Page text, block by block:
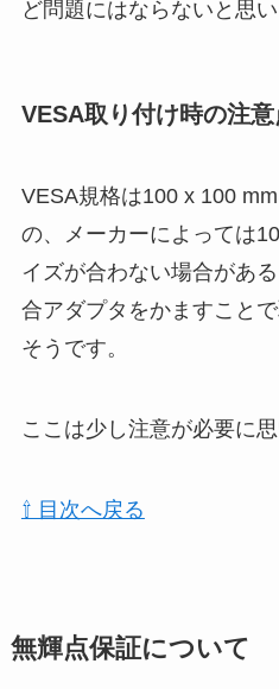
ど問題にはならないと思い
VESA取り付け時の注意
VESA規格は100 x 100
の、メーカーによっては
イズが合わない場合があ
合アダプタをかますこと
そうです。
ここは少し注意が必要に思
⇧ 目次へ戻る
無輝点保証について